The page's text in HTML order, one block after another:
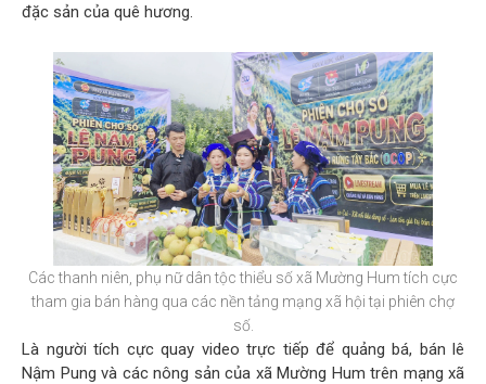
đặc sản của quê hương.
Các thanh niên, phụ nữ dân tộc thiểu số xã Mường Hum tích cực
tham gia bán hàng qua các nền tảng mạng xã hội tại phiên chợ
số.
Là người tích cực quay video trực tiếp để quảng bá, bán lê
Nậm Pung và các nông sản của xã Mường Hum trên mạng xã